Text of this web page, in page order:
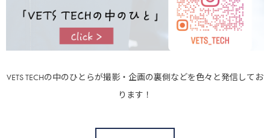
VETS TECHの中のひとらが撮影・企画の裏側などを色々と発信してお
ります！